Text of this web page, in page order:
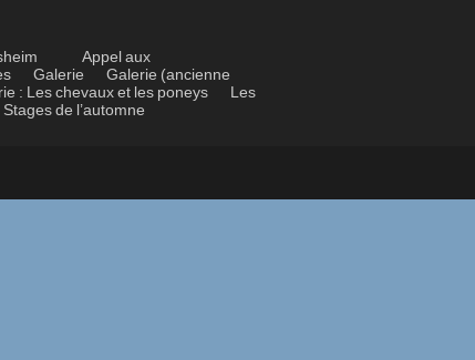
Appel aux
Galerie
Galerie (ancienne
: Les chevaux et les poneys
Les
Stages de l’automne